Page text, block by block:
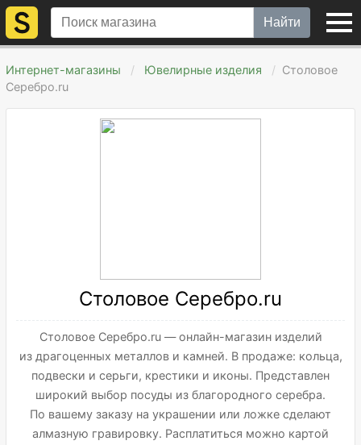
Найти
Интернет-магазины Ювелирные изделия
Столовое
Серебро.ru
Столовое Серебро.ru
Столовое Серебро.ru — онлайн-магазин изделий
из драгоценных металлов и камней. В продаже: кольца,
подвески и серьги, крестики и иконы. Представлен
широкий выбор посуды из благородного серебра.
По вашему заказу на украшении или ложке сделают
алмазную гравировку. Расплатиться можно картой